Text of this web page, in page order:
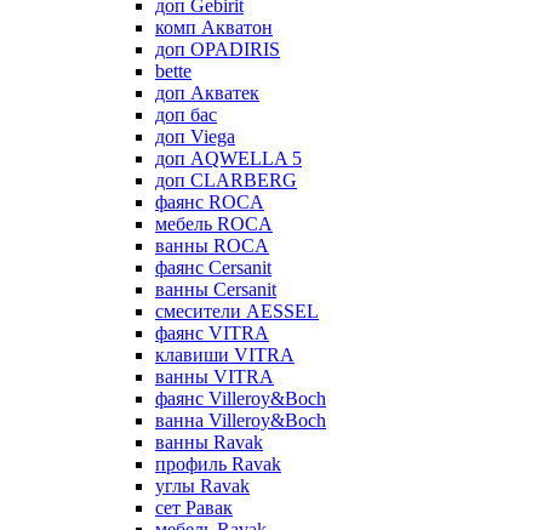
доп Gebirit
комп Акватон
доп OPADIRIS
bette
доп Акватек
доп бас
доп Viega
доп AQWELLA 5
доп CLARBERG
фаянс ROCA
мебель ROCA
ванны ROCA
фаянс Cersanit
ванны Cersanit
смесители AESSEL
фаянс VITRA
клавиши VITRA
ванны VITRA
фаянс Villeroy&Boch
ванна Villeroy&Boch
ванны Ravak
профиль Ravak
углы Ravak
сет Равак